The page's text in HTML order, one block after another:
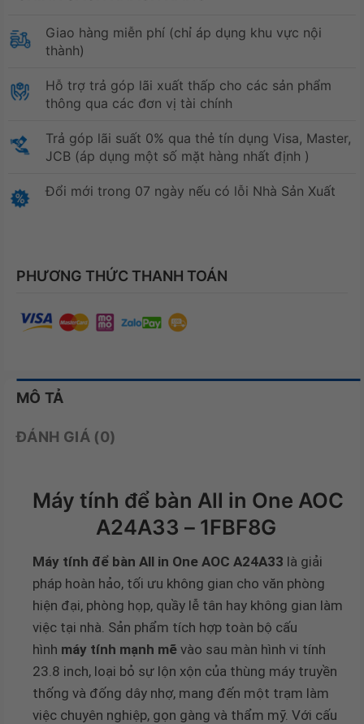
Giao hàng miễn phí (chỉ áp dụng khu vực nội
thành)
Hỗ trợ trả góp lãi xuất thấp cho các sản phẩm
thông qua các đơn vị tài chính
Trả góp lãi suất 0% qua thẻ tín dụng Visa, Master,
JCB (áp dụng một số mặt hàng nhất định )
Đổi mới trong 07 ngày nếu có lỗi Nhà Sản Xuất
PHƯƠNG THỨC THANH TOÁN
MÔ TẢ
ĐÁNH GIÁ (0)
Máy tính để bàn All in One AOC
A24A33 – 1FBF8G
Máy tính để bàn All in One AOC A24A33 là giải
pháp hoàn hảo, tối ưu không gian cho văn phòng
hiện đại, phòng họp, quầy lễ tân hay không gian làm
việc tại nhà. Sản phẩm tích hợp toàn bộ cấu
hình máy tính mạnh mẽ vào sau màn hình vi tính
23.8 inch, loại bỏ sự lộn xộn của thùng máy truyền
thống và đống dây nhợ, mang đến một trạm làm
việc chuyên nghiệp, gọn gàng và thẩm mỹ. Với cấu